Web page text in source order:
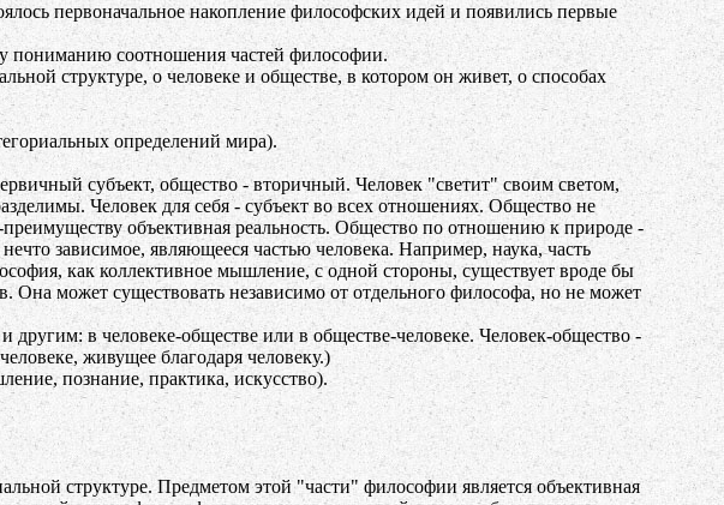
первоначальное накопление философских идей и появились первые
соотношения частей философии.
структуре, о человеке и обществе, в котором он живет, о способах
определений мира).
субъект, общество - вторичный. Человек "светит" своим светом,
Человек для себя - субъект во всех отношениях. Общество не
объективная реальность. Общество по отношению к природе -
зависимое, являющееся частью человека. Например, наука, часть
как коллективное мышление, с одной стороны, существует вроде бы
Она может существовать независимо от отдельного философа, но не может
в человеке-обществе или в обществе-человеке. Человек-общество -
живущее благодаря человеку.)
познание, практика, искусство).
структуре. Предметом этой "части" философии является объективная